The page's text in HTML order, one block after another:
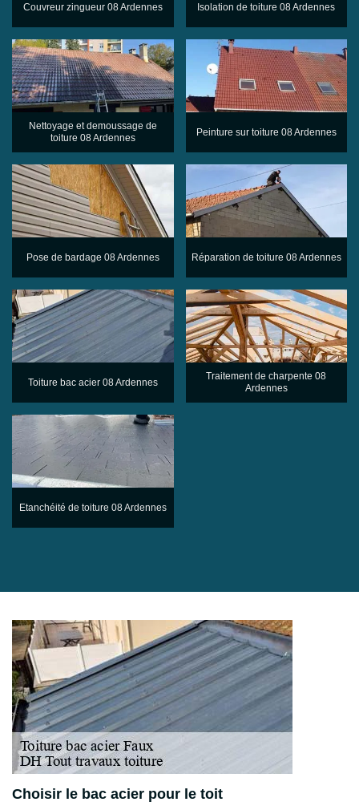
Couvreur zingueur 08 Ardennes Isolation de toiture 08 Ardennes
Nettoyage et demoussage de
toiture 08 Ardennes
Peinture sur toiture 08 Ardennes
Pose de bardage 08 Ardennes Réparation de toiture 08 Ardennes
Toiture bac acier 08 Ardennes
Traitement de charpente 08
Ardennes
Etanchéité de toiture 08 Ardennes
Choisir le bac acier pour le toit